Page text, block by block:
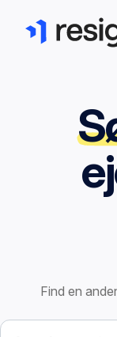
Find en
Søg efter ejendom